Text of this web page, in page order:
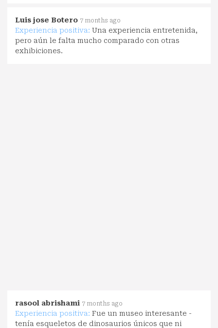
Luis jose Botero 7 months ago
Experiencia positiva: Una experiencia entretenida,
pero aún le falta mucho comparado con otras
exhibiciones.
rasool abrishami 7 months ago
Experiencia positiva: Fue un museo interesante -
tenía esqueletos de dinosaurios únicos que ni